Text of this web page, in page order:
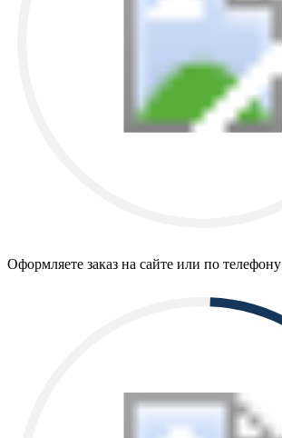
Оформляете заказ на сайте или по телефону